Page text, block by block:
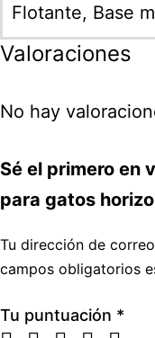
Flotante, Base
Valoraciones
No hay
Sé el primero en
para gatos
Tu dirección de
campos obligatorios
Tu puntuación *